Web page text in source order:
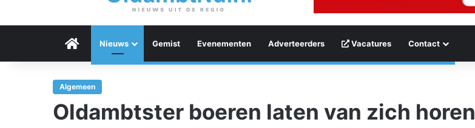
Menu Item
Nieuws Gemist Evenementen Adverteerders Vacatures Contact
Algemeen
Oldambtster boeren laten van zich horen